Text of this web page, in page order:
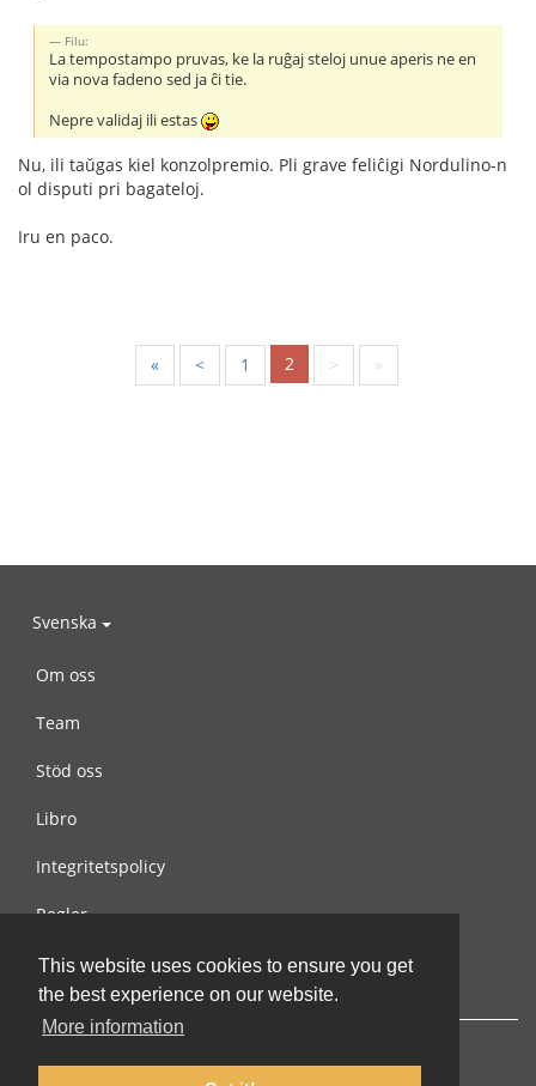
This website uses cookies to ensure you get
the best experience on our website.
More information
Filu:
La tempostampo pruvas, ke la ruĝaj steloj unue aperis ne en
via nova fadeno sed ja ĉi tie.
Nepre validaj ili estas
Nu, ili taŭgas kiel konzolpremio. Pli grave feliĉigi Nordulino-n
ol disputi pri bagateloj.
Iru en paco.
« < 1 2 > »
Svenska
Om oss
Team
Stöd oss
Libro
Integritetspolicy
Regler
Kontakta oss